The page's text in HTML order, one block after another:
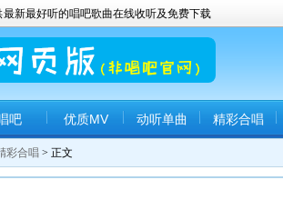
最新最好听的唱吧歌曲在线收听及免费下载
吧 优质MV 动听单曲 精彩合唱
彩合唱 > 正文